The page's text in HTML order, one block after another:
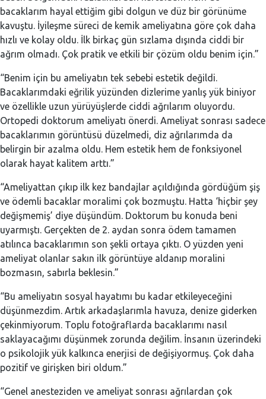
bacaklarım hayal ettiğim gibi dolgun ve düz bir görünüme
kavuştu. İyileşme süreci de kemik ameliyatına göre çok daha
hızlı ve kolay oldu. İlk birkaç gün sızlama dışında ciddi bir
ağrım olmadı. Çok pratik ve etkili bir çözüm oldu benim için.”
“Benim için bu ameliyatın tek sebebi estetik değildi.
Bacaklarımdaki eğrilik yüzünden dizlerime yanlış yük biniyor
ve özellikle uzun yürüyüşlerde ciddi ağrılarım oluyordu.
Ortopedi doktorum ameliyatı önerdi. Ameliyat sonrası sadece
bacaklarımın görüntüsü düzelmedi, diz ağrılarımda da
belirgin bir azalma oldu. Hem estetik hem de fonksiyonel
olarak hayat kalitem arttı.”
“Ameliyattan çıkıp ilk kez bandajlar açıldığında gördüğüm şiş
ve ödemli bacaklar moralimi çok bozmuştu. Hatta ‘hiçbir şey
değişmemiş’ diye düşündüm. Doktorum bu konuda beni
uyarmıştı. Gerçekten de 2. aydan sonra ödem tamamen
atılınca bacaklarımın son şekli ortaya çıktı. O yüzden yeni
ameliyat olanlar sakın ilk görüntüye aldanıp moralini
bozmasın, sabırla beklesin.”
“Bu ameliyatın sosyal hayatımı bu kadar etkileyeceğini
düşünmezdim. Artık arkadaşlarımla havuza, denize giderken
çekinmiyorum. Toplu fotoğraflarda bacaklarımı nasıl
saklayacağımı düşünmek zorunda değilim. İnsanın üzerindeki
o psikolojik yük kalkınca enerjisi de değişiyormuş. Çok daha
pozitif ve girişken biri oldum.”
“Genel anesteziden ve ameliyat sonrası ağrılardan çok